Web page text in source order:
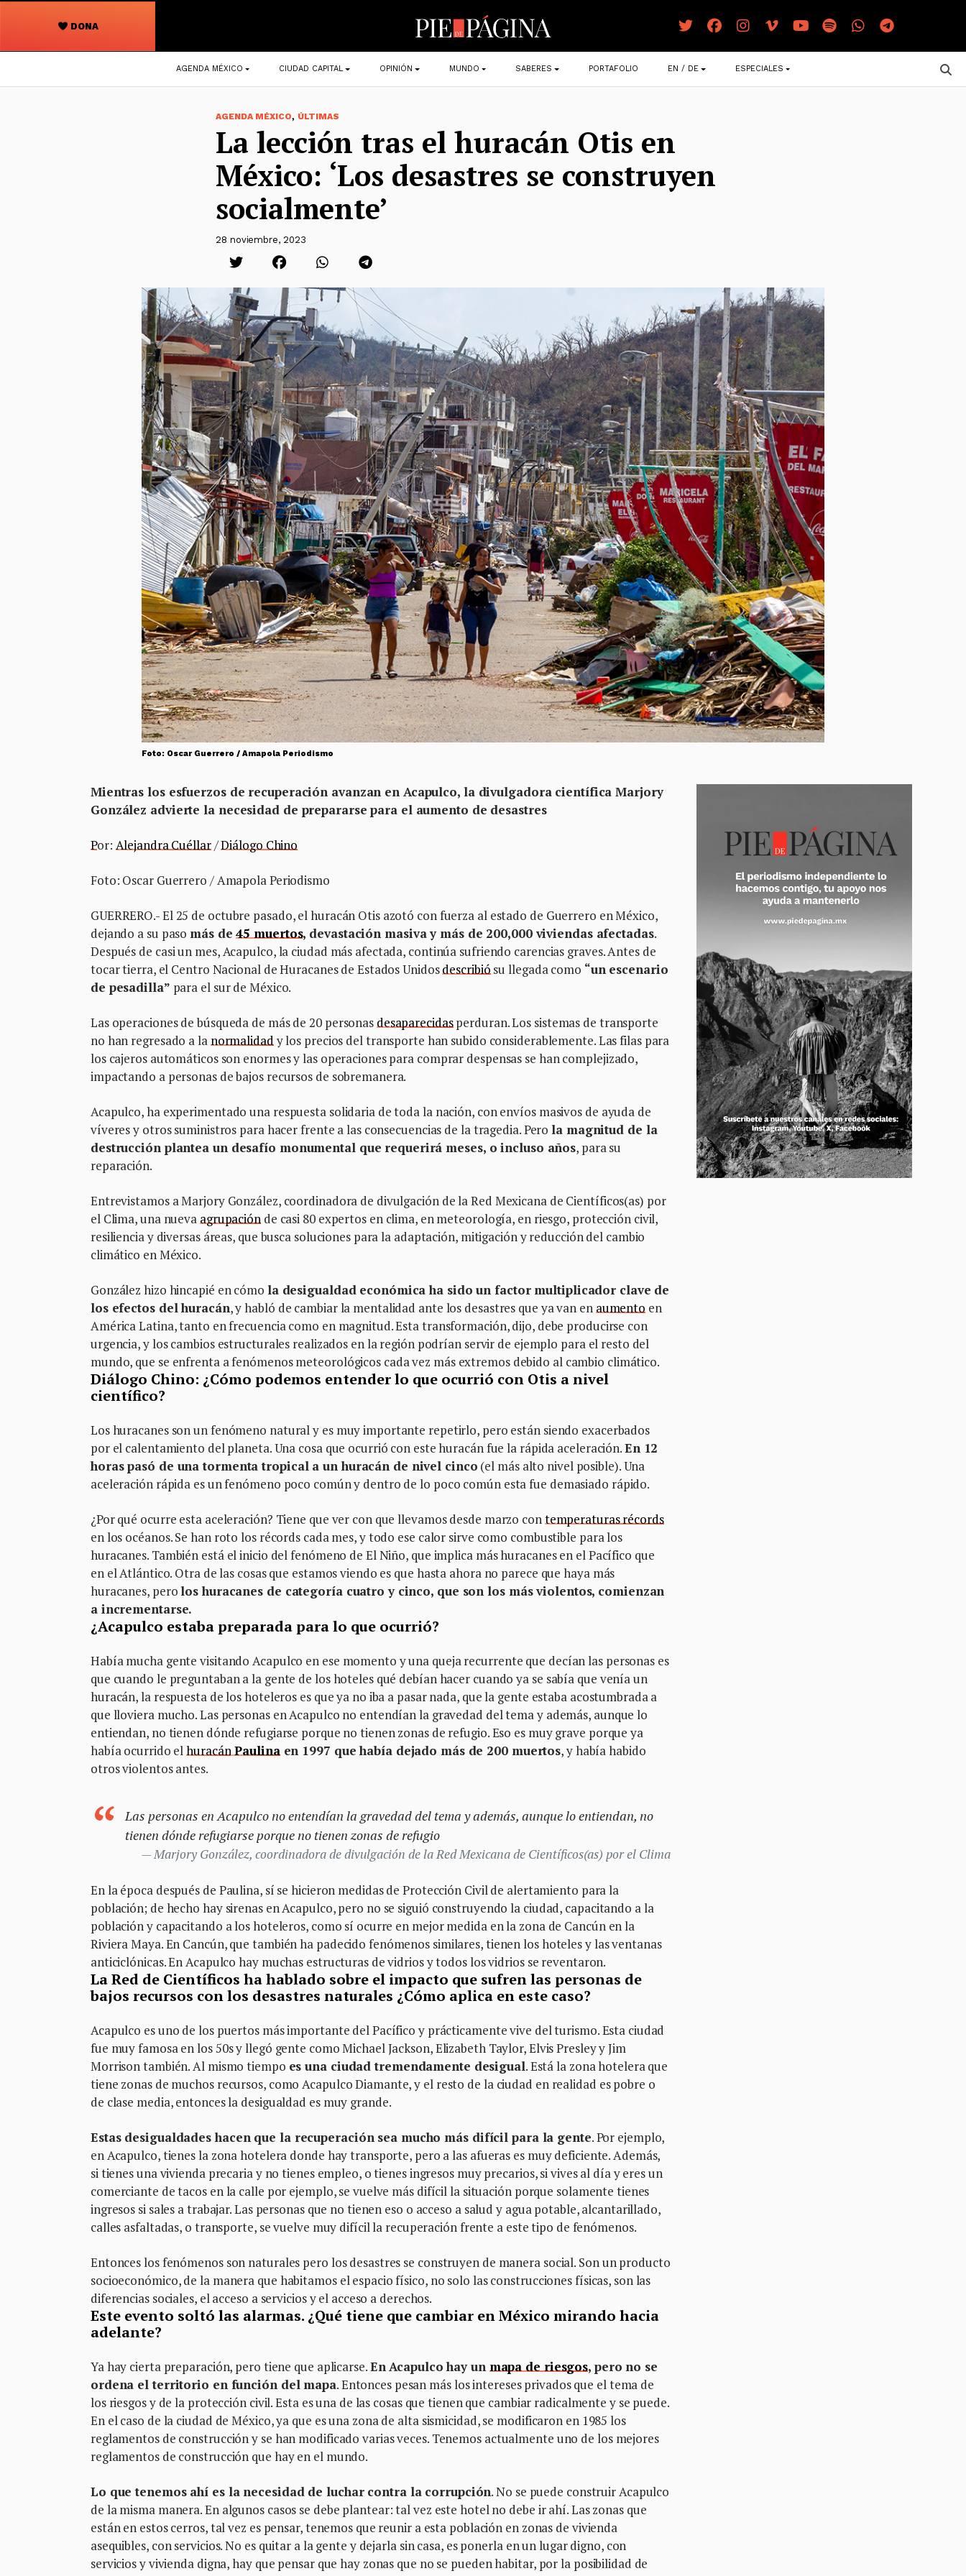
DONA
Navegación
principal
AGENDA MÉXICO CIUDAD CAPITAL OPINIÓN MUNDO SABERES PORTAFOLIO EN / DE ESPECIALES
AGENDA MÉXICO, ÚLTIMAS
La lección tras el huracán Otis en
México: ‘Los desastres se construyen
socialmente’
28 noviembre, 2023
Foto: Oscar Guerrero / Amapola Periodismo
Mientras los esfuerzos de recuperación avanzan en Acapulco, la divulgadora científica Marjory
González advierte la necesidad de prepararse para el aumento de desastres
Por: Alejandra Cuéllar/Diálogo Chino
Foto: Oscar Guerrero / Amapola Periodismo
GUERRERO.- El 25 de octubre pasado, el huracán Otis azotó con fuerza al estado de Guerrero en México,
dejando a su paso más de45 muertos, devastación masiva y más de 200,000 viviendas afectadas.
Después de casi un mes, Acapulco, la ciudad más afectada, continúa sufriendo carencias graves. Antes de
tocar tierra, el Centro Nacional de Huracanes de Estados Unidosdescribiósu llegada como “un escenario
de pesadilla” para el sur de México.
Las operaciones de búsqueda de más de 20 personasdesaparecidasperduran. Los sistemas de transporte
no han regresado a lanormalidady los precios del transporte han subido considerablemente. Las filas para
los cajeros automáticos son enormes y las operaciones para comprar despensas se han complejizado,
impactando a personas de bajos recursos de sobremanera.
Acapulco, ha experimentado una respuesta solidaria de toda la nación, con envíos masivos de ayuda de
víveres y otros suministros para hacer frente a las consecuencias de la tragedia. Perola magnitud de la
destrucción plantea un desafío monumental que requerirá meses, o incluso años, para su
reparación.
Entrevistamos a Marjory González, coordinadora de divulgación de la Red Mexicana de Científicos(as) por
el Clima, una nuevaagrupaciónde casi 80 expertos en clima, en meteorología, en riesgo, protección civil,
resiliencia y diversas áreas, que busca soluciones para la adaptación, mitigación y reducción del cambio
climático en México.
González hizo hincapié en cómo la desigualdad económica ha sido un factor multiplicador clave de
los efectos del huracán, y habló de cambiar la mentalidad ante los desastres que ya van enaumento en
América Latina, tanto en frecuencia como en magnitud. Esta transformación, dijo, debe producirse con
urgencia, y los cambios estructurales realizados en la región podrían servir de ejemplo para el resto del
mundo, que se enfrenta a fenómenos meteorológicos cada vez más extremos debido al cambio climático.
Diálogo Chino: ¿Cómo podemos entender lo que ocurrió con Otis a nivel
científico?
Los huracanes son un fenómeno natural y es muy importante repetirlo, pero están siendo exacerbados
por el calentamiento del planeta. Una cosa que ocurrió con este huracán fue la rápida aceleración.En 12
horas pasó de una tormenta tropical a un huracán de nivel cinco (el más alto nivel posible). Una
aceleración rápida es un fenómeno poco común y dentro de lo poco común esta fue demasiado rápido.
¿Por qué ocurre esta aceleración? Tiene que ver con que llevamos desde marzo contemperaturas récords
en los océanos. Se han roto los récords cada mes, y todo ese calor sirve como combustible para los
huracanes. También está el inicio del fenómeno de El Niño, que implica más huracanes en el Pacífico que
en el Atlántico. Otra de las cosas que estamos viendo es que hasta ahora no parece que haya más
huracanes, perolos huracanes de categoría cuatro y cinco, que son los más violentos, comienzan
a incrementarse.
¿Acapulco estaba preparada para lo que ocurrió?
Había mucha gente visitando Acapulco en ese momento y una queja recurrente que decían las personas es
que cuando le preguntaban a la gente de los hoteles qué debían hacer cuando ya se sabía que venía un
huracán, la respuesta de los hoteleros es que ya no iba a pasar nada, que la gente estaba acostumbrada a
que lloviera mucho. Las personas en Acapulco no entendían la gravedad del tema y además, aunque lo
entiendan, no tienen dónde refugiarse porque no tienen zonas de refugio. Eso es muy grave porque ya
había ocurrido elhuracánPaulinaen 1997 que había dejado más de 200 muertos, y había habido
otros violentos antes.
Las personas en Acapulco no entendían la gravedad del tema y además, aunque lo entiendan, no
tienen dónde refugiarse porque no tienen zonas de refugio
Marjory González, coordinadora de divulgación de la Red Mexicana de Científicos(as) por el Clima
En la época después de Paulina, sí se hicieron medidas de Protección Civil de alertamiento para la
población; de hecho hay sirenas en Acapulco, pero no se siguió construyendo la ciudad, capacitando a la
población y capacitando a los hoteleros, como sí ocurre en mejor medida en la zona de Cancún en la
Riviera Maya. En Cancún, que también ha padecido fenómenos similares, tienen los hoteles y las ventanas
anticiclónicas. En Acapulco hay muchas estructuras de vidrios y todos los vidrios se reventaron.
La Red de Científicos ha hablado sobre el impacto que sufren las personas de
bajos recursos con los desastres naturales ¿Cómo aplica en este caso?
Acapulco es uno de los puertos más importante del Pacífico y prácticamente vive del turismo. Esta ciudad
fue muy famosa en los 50s y llegó gente como Michael Jackson, Elizabeth Taylor, Elvis Presley y Jim
Morrison también. Al mismo tiempo es una ciudad tremendamente desigual. Está la zona hotelera que
tiene zonas de muchos recursos, como Acapulco Diamante, y el resto de la ciudad en realidad es pobre o
de clase media, entonces la desigualdad es muy grande.
Estas desigualdades hacen que la recuperación sea mucho más difícil para la gente. Por ejemplo,
en Acapulco, tienes la zona hotelera donde hay transporte, pero a las afueras es muy deficiente. Además,
si tienes una vivienda precaria y no tienes empleo, o tienes ingresos muy precarios, si vives al día y eres un
comerciante de tacos en la calle por ejemplo, se vuelve más difícil la situación porque solamente tienes
ingresos si sales a trabajar. Las personas que no tienen eso o acceso a salud y agua potable, alcantarillado,
calles asfaltadas, o transporte, se vuelve muy difícil la recuperación frente a este tipo de fenómenos.
Entonces los fenómenos son naturales pero los desastres se construyen de manera social. Son un producto
socioeconómico, de la manera que habitamos el espacio físico, no solo las construcciones físicas, son las
diferencias sociales, el acceso a servicios y el acceso a derechos.
Este evento soltó las alarmas. ¿Qué tiene que cambiar en México mirando hacia
adelante?
Ya hay cierta preparación, pero tiene que aplicarse.En Acapulco hay un mapa de riesgos, pero no se
ordena el territorio en función del mapa. Entonces pesan más los intereses privados que el tema de
los riesgos y de la protección civil. Esta es una de las cosas que tienen que cambiar radicalmente y se puede.
En el caso de la ciudad de México, ya que es una zona de alta sismicidad, se modificaron en 1985 los
reglamentos de construcción y se han modificado varias veces. Tenemos actualmente uno de los mejores
reglamentos de construcción que hay en el mundo.
Lo que tenemos ahí es la necesidad de luchar contra la corrupción. No se puede construir Acapulco
de la misma manera. En algunos casos se debe plantear: tal vez este hotel no debe ir ahí. Las zonas que
están en estos cerros, tal vez es pensar, tenemos que reunir a esta población en zonas de vivienda
asequibles, con servicios. No es quitar a la gente y dejarla sin casa, es ponerla en un lugar digno, con
servicios y vivienda digna, hay que pensar que hay zonas que no se pueden habitar, por la posibilidad de